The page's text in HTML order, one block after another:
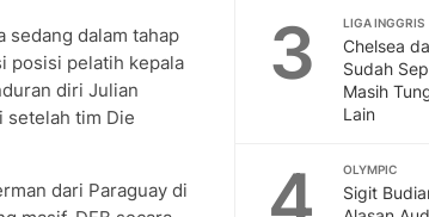
sedang dalam tahap
posisi pelatih kepala
diri Julian
setelah tim Die
dari Paraguay di
3 LIGA INGGRIS
Chelsea
Sudah
Masih
Lain
4 OLYMPIC
Sigit